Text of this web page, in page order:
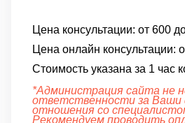
Цена консультации: от 600
Цена онлайн консультации:
Стоимость указана за 1 час
*Администрация сайта не
ответственности за Ваши
отношения со
Рекомендуем проводить